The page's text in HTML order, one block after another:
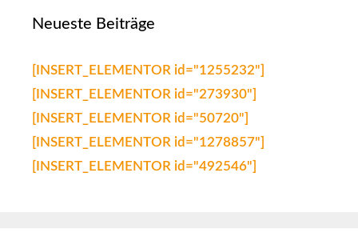
Neueste Beiträge
[INSERT_ELEMENTOR id="1255232"]
[INSERT_ELEMENTOR id="273930"]
[INSERT_ELEMENTOR id="50720"]
[INSERT_ELEMENTOR id="1278857"]
[INSERT_ELEMENTOR id="492546"]